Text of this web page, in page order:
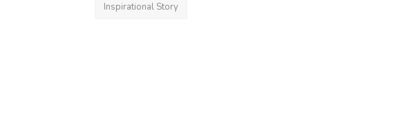
Inspirational Story